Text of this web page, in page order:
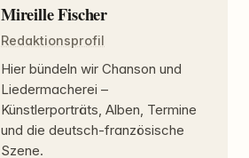
Mireille Fischer
Redaktionsprofil
Hier bündeln wir Chanson und
Liedermacherei –
Künstlerporträts, Alben, Termine
und die deutsch-französische
Szene.